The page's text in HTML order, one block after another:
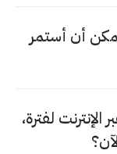
أن أستمر
لفترة،